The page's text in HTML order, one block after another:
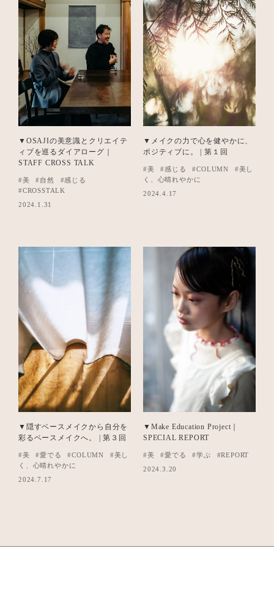
▼OSAJIの美意識とクリエイテ
ィブを巡るダイアローグ｜
STAFF CROSS TALK
#美 #自然
#感じる
#CROSSTALK
2024.1.31
▼メイクの力で心を健やかに、
ポジティブに。 | 第１回
#美 #感じる #COLUMN
#美し
く、心晴れやかに
2024.4.17
▼隠すベースメイクから自分を
彩るベースメイクへ。 | 第３回
#美 #愛でる #COLUMN
#美し
く、心晴れやかに
2024.7.17
▼Make Education Project｜
SPECIAL REPORT
#美 #愛でる #学ぶ
#REPORT
2024.3.20